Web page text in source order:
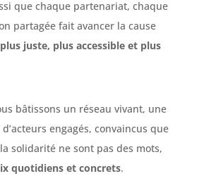
que chaque partenariat, chaque
partagée fait avancer la cause
juste, plus accessible et plus
bâtissons un réseau vivant, une
engagés, convaincus que
solidarité ne sont pas des mots,
quotidiens et concrets.